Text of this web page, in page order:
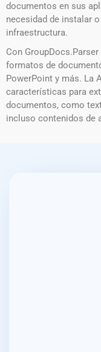
documentos en sus
necesidad de instalar
infraestructura.
Con
formatos de
PowerPoint y más. La
características para
documentos, como
incluso contenidos de